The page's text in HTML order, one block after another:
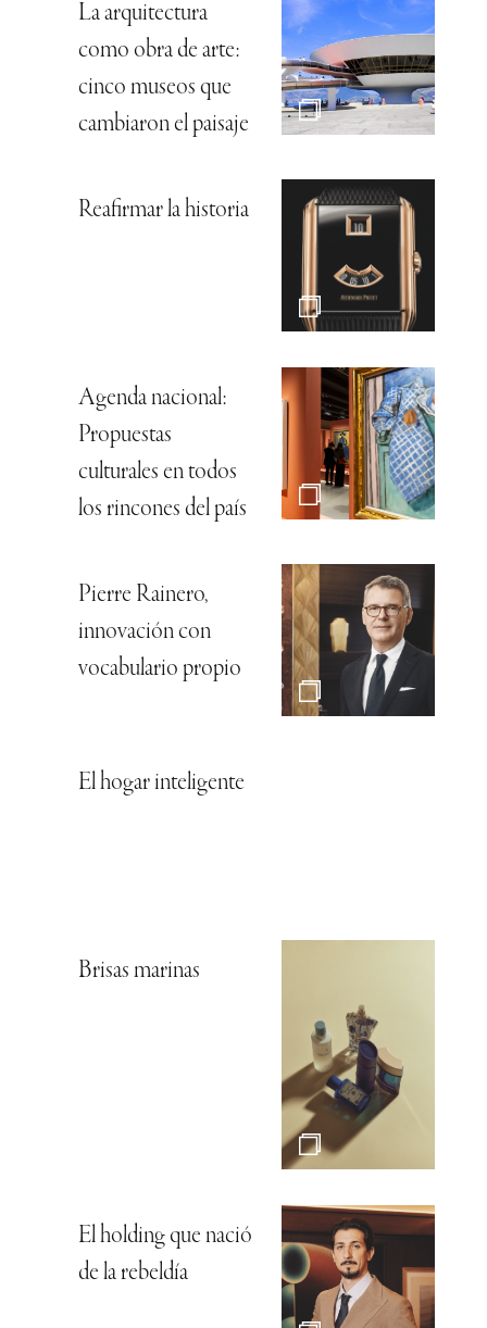
La arquitectura
como obra de arte:
cinco museos que
cambiaron el paisaje
Reafirmar la historia
Agenda nacional:
Propuestas
culturales en todos
los rincones del país
Pierre Rainero,
innovación con
vocabulario propio
El hogar inteligente
Brisas marinas
El holding que nació
de la rebeldía